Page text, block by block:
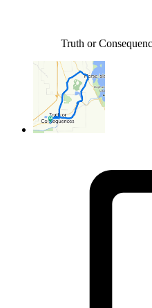
Truth or